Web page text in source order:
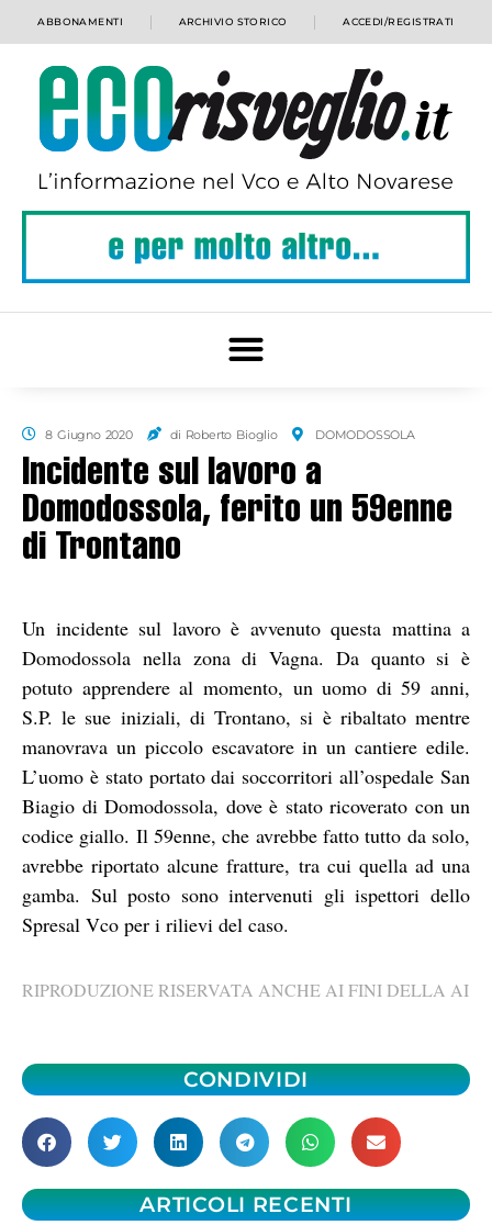
ABBONAMENTI ARCHIVIO STORICO ACCEDI/REGISTRATI
8 Giugno 2020 di Roberto Bioglio DOMODOSSOLA
Incidente sul lavoro a
Domodossola, ferito un 59enne
di Trontano
Un incidente sul lavoro è avvenuto questa mattina a
Domodossola nella zona di Vagna. Da quanto si è
potuto apprendere al momento, un uomo di 59 anni,
S.P. le sue iniziali, di Trontano, si è ribaltato mentre
manovrava un piccolo escavatore in un cantiere edile.
L’uomo è stato portato dai soccorritori all’ospedale San
Biagio di Domodossola, dove è stato ricoverato con un
codice giallo. Il 59enne, che avrebbe fatto tutto da solo,
avrebbe riportato alcune fratture, tra cui quella ad una
gamba. Sul posto sono intervenuti gli ispettori dello
Spresal Vco per i rilievi del caso.
RIPRODUZIONE RISERVATA ANCHE AI FINI DELLA AI
CONDIVIDI
ARTICOLI RECENTI